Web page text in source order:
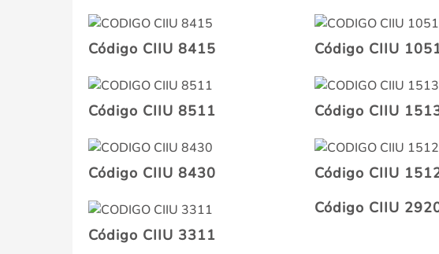
Código CIIU 8415 Código CIIU
Código CIIU 8511 Código CIIU
Código CIIU 8430 Código CIIU
Código CIIU 3311
Código CIIU